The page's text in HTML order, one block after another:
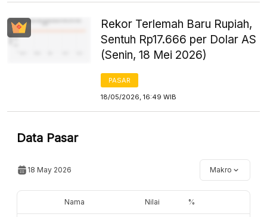
Rekor Terlemah Baru Rupiah,
Sentuh Rp17.666 per Dolar AS
(Senin, 18 Mei 2026)
PASAR
18/05/2026, 16:49 WIB
Data Pasar
18 May 2026 Makro
Nama Nilai %